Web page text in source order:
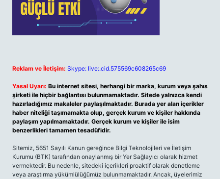
Reklam ve İletişim: Skype: live:.cid.575569c608265c69
Yasal Uyarı: Bu internet sitesi, herhangi bir marka, kurum veya şahıs
şirketi ile hiçbir bağlantısı bulunmamaktadır. Sitede yalnızca kendi
hazırladığımız makaleler paylaşılmaktadır. Burada yer alan içerikler
haber niteliği taşımamakta olup, gerçek kurum ve kişiler hakkında
paylaşım yapılmamaktadır. Gerçek kurum ve kişiler ile isim
benzerlikleri tamamen tesadüfidir.
Sitemiz, 5651 Sayılı Kanun gereğince Bilgi Teknolojileri ve İletişim
Kurumu (BTK) tarafından onaylanmış bir Yer Sağlayıcı olarak hizmet
vermektedir. Bu nedenle, sitedeki içerikleri proaktif olarak denetleme
veya araştırma yükümlülüğümüz bulunmamaktadır. Ancak, üyelerimiz